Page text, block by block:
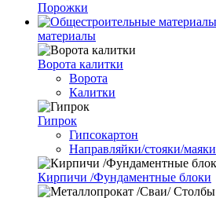
Порожки
материалы
Ворота калитки
Ворота
Калитки
Гипрок
Гипсокартон
Направляйки/стояки/маяки
Кирпичи /Фундаментные блоки